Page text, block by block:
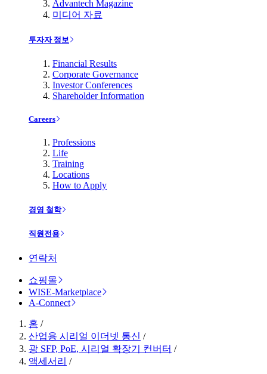
Advantech Magazine
미디어 자료
투자자 정보
Financial Results
Corporate Governance
Investor Conferences
Shareholder Information
Careers
Professions
Life
Training
Locations
How to Apply
경영 철학
직원전용
연락처
쇼핑몰
WISE-Marketplace
A-Connect
홈 /
산업용 시리얼 이더넷 통신 /
광 SFP, PoE, 시리얼 확장기 컨버터 /
액세서리 /